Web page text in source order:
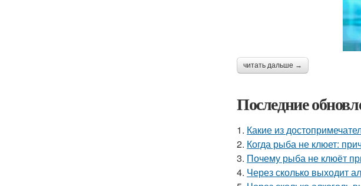
читать дальше →
Последние
1. Какие из
2. Когда рыба не клюет:
3. Почему рыба не клюёт
4. Через сколько выходит